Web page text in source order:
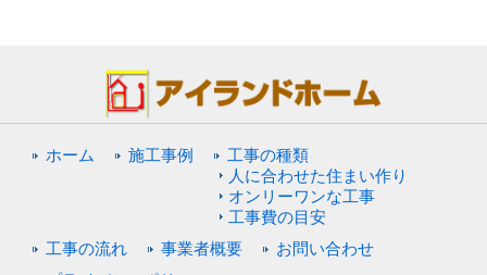
ホーム 施工事例
工事の種類
人に合わせた住まい作り
オンリーワンな工事
工事費の目安
工事の流れ
事業者概要
お問い合わせ